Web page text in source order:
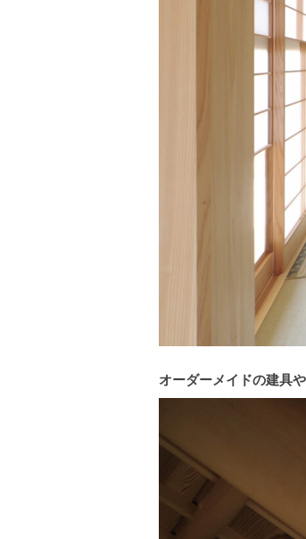
オーダーメイドの建具